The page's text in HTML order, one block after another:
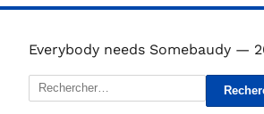
Everybody needs Somebaudy —
Rechercher :